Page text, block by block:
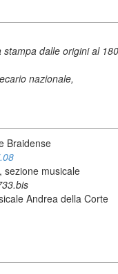
dalle origini al
nazionale,
Braidense
sezione musicale
Andrea della Corte